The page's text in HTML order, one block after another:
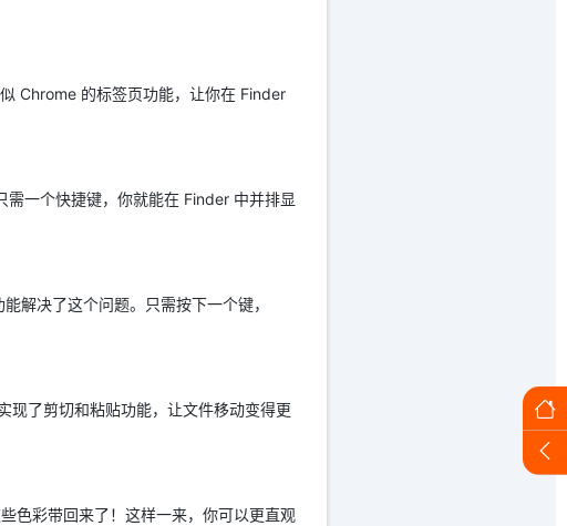
Chrome 的标签页功能，让你在 Finder
一个快捷键，你就能在 Finder 中并排显
解决了这个问题。只需按下一个键，
现了剪切和粘贴功能，让文件移动变得更
色彩带回来了！这样一来，你可以更直观